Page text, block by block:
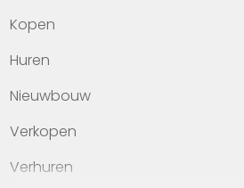
Kopen
Huren
Nieuwbouw
Verkopen
Verhuren